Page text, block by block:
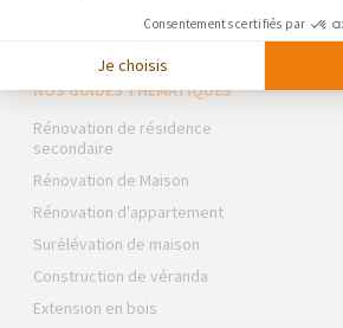
Mentions légales
Des travaux
NOS GUIDES THÉMATIQUES
Rénovation de résidence
secondaire
Rénovation de Maison
Rénovation d'appartement
Surélévation de maison
Construction de véranda
Extension en bois
Consentements certifiés par
Je choisis